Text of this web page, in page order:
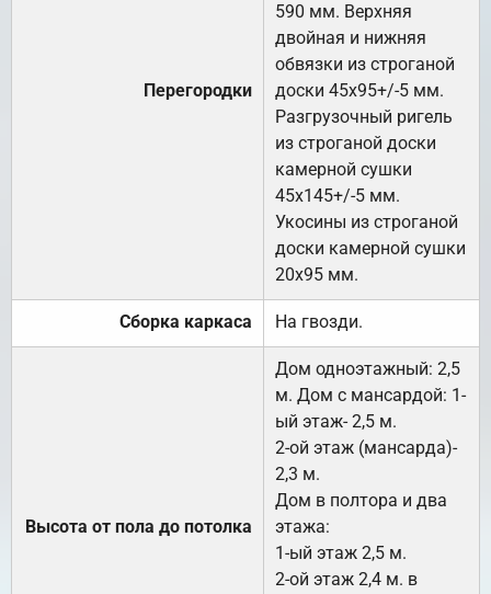
Перегородки
590 мм. Верхняя
двойная и нижняя
обвязки из строганой
доски 45х95+/-5 мм.
Разгрузочный ригель
из строганой доски
камерной сушки
45х145+/-5 мм.
Укосины из строганой
доски камерной сушки
20х95 мм.
Сборка каркаса На гвозди.
Высота от пола до потолка
Дом одноэтажный: 2,5
м. Дом с мансардой: 1-
ый этаж- 2,5 м.
2-ой этаж (мансарда)-
2,3 м.
Дом в полтора и два
этажа:
1-ый этаж 2,5 м.
2-ой этаж 2,4 м. в